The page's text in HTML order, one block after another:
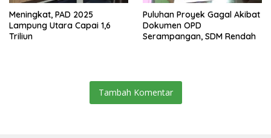
Meningkat, PAD 2025
Lampung Utara Capai 1,6
Triliun
Puluhan Proyek Gagal Akibat
Dokumen OPD
Serampangan, SDM Rendah
Tambah Komentar